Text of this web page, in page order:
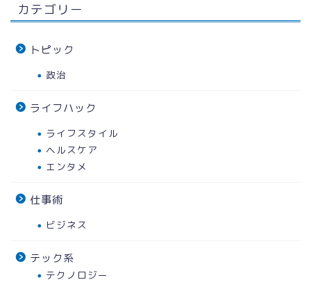
カテゴリー
トピック
政治
ライフハック
ライフスタイル
ヘルスケア
エンタメ
仕事術
ビジネス
テック系
テクノロジー